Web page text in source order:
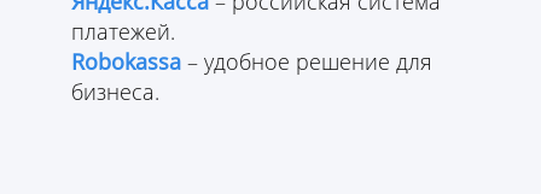
платежей.
Robokassa – удобное решение для
бизнеса.